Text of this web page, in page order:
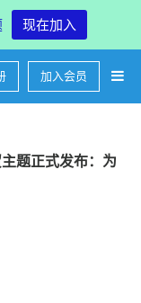
加入会员
题正式发布：为
现在加入